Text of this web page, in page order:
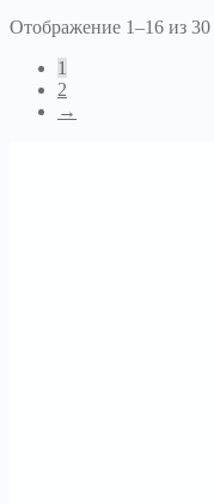
Отображение 1–16 из 30
1
2
→